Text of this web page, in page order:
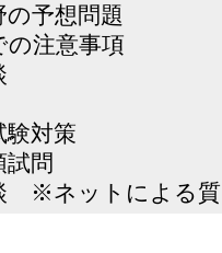
予想問題
注意事項
対策
問
※ネットによる質